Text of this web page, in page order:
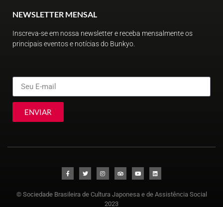
NEWSLETTER MENSAL
Inscreva-se em nossa newsletter e receba mensalmente os
principais eventos e notícias do Bunkyo.
ENVIAR
© Sociedade Brasileira de Cultura Japonesa e de Assistência Social
2023